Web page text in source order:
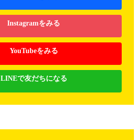
Instagramをみる
YouTubeをみる
LINEで友だちになる